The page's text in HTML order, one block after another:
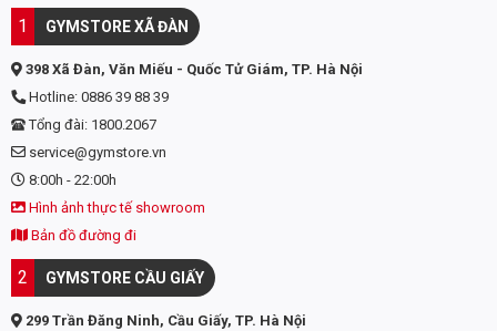
Micellar Casein, Cocoa Powder (Processed with
Alkali), Natural and Artificial Flavor, Salt, Gum Blend (Guar
Gum, Gum Acacia, Xanthan Gum), Sunflower or/and Soy
Sucralose, Zinc Sulfate Monohydrate.
Contains: Milk and soy.
1 GYMSTORE XÃ ĐÀN
398 Xã Đàn, Văn Miếu - Quốc Tử Giám, TP. Hà Nội
Hotline: 0886 39 88 39
Tổng đài: 1800.2067
service@gymstore.vn
8:00h - 22:00h
Hình ảnh thực tế showroom
Bản đồ đường đi
2 GYMSTORE CẦU GIẤY
299 Trần Đăng Ninh, Cầu Giấy, TP. Hà Nội